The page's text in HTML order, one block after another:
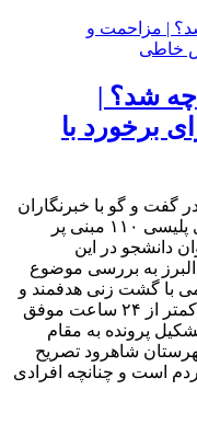
شد؟ |
برخورد با
شائینی شامگاه ۱۵ آبان در گفت و گو با خبرنگاران
اظهار کرد: در پی اعلام مرکز فوریت های پلیسی ۱۱۰ مبنی پر
دانشجو در این
شهرستان بلافاصله مأموران کلانتری ۱۳ البرز به بررسی موضوع
با گشت زنی هدفمند و
اقدامات اطلاعاتی به صورت نامحسوس کمتر از ۲۴ ساعت موفق
از تشکیل پرونده به مقام
شاهرود تصریح
است و چنانچه افرادی